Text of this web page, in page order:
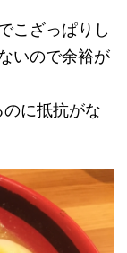
こざっぱりし
いので余裕が
に抵抗がな